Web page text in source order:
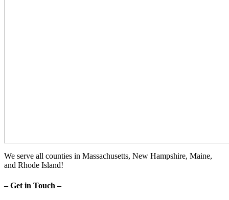
We serve all counties in Massachusetts, New Hampshire, Maine,
and Rhode Island!
– Get in Touch –